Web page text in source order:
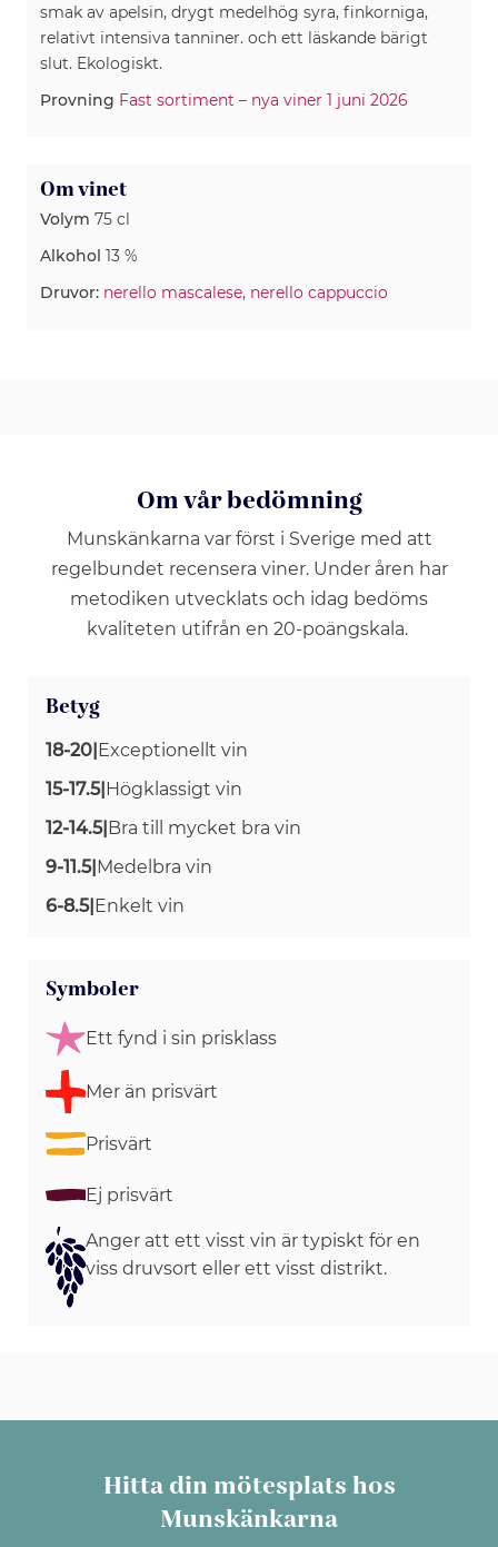
smak av apelsin, drygt medelhög syra, finkorniga,
relativt intensiva tanniner. och ett läskande bärigt
slut. Ekologiskt.
Provning Fast sortiment – nya viner 1 juni 2026
Om vinet
Volym 75 cl
Alkohol 13 %
Druvor: nerello mascalese, nerello cappuccio
Om vår bedömning
Munskänkarna var först i Sverige med att
regelbundet recensera viner. Under åren har
metodiken utvecklats och idag bedöms
kvaliteten utifrån en 20-poängskala.
Betyg
18-20|Exceptionellt vin
15-17.5|Högklassigt vin
12-14.5|Bra till mycket bra vin
9-11.5|Medelbra vin
6-8.5|Enkelt vin
Symboler
Ett fynd i sin prisklass
Mer än prisvärt
Prisvärt
Ej prisvärt
Anger att ett visst vin är typiskt för en
viss druvsort eller ett visst distrikt.
Hitta din mötesplats hos
Munskänkarna